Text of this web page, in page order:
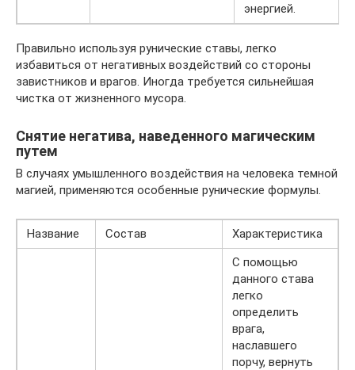
энергией.
Правильно используя рунические ставы, легко
избавиться от негативных воздействий со стороны
завистников и врагов. Иногда требуется сильнейшая
чистка от жизненного мусора.
Снятие негатива, наведенного магическим
путем
В случаях умышленного воздействия на человека темной
магией, применяются особенные рунические формулы.
Название Состав Характеристика
С помощью
данного става
легко
определить
врага,
наславшего
порчу, вернуть